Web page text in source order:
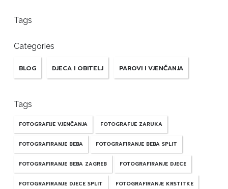
Tags
Categories
BLOG DJECA I OBITELJ PAROVI I VJENČANJA
Tags
FOTOGRAFIJE VJENČANJA FOTOGRAFIJE ZARUKA
FOTOGRAFIRANJE BEBA FOTOGRAFIRANJE BEBA SPLIT
FOTOGRAFIRANJE BEBA ZAGREB FOTOGRAFIRANJE DJECE
FOTOGRAFIRANJE DJECE SPLIT FOTOGRAFIRANJE KRSTITKE